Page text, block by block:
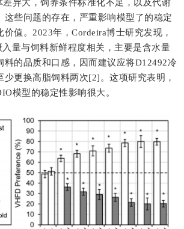
异大，饲养条件标准化不足，以及代谢
这些问题的存在，严重影响模型了的稳定
值。2023年，Cordeira博士研究发现，
量与饲料新鲜程度相关，主要是含水量
料的品质和口感，因而建议应将D12492冷
少更换高脂饲料两次[2]。这项研究表明，
模型的稳定性影响很大。